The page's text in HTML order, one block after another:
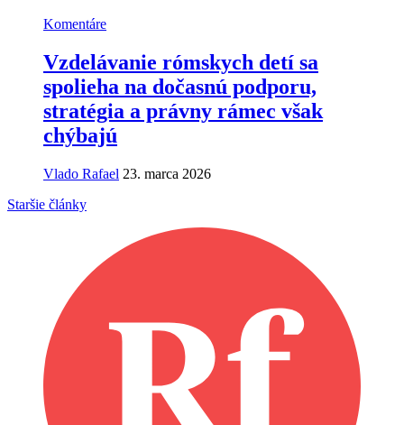
Komentáre
Vzdelávanie rómskych detí sa
spolieha na dočasnú podporu,
stratégia a právny rámec však
chýbajú
Vlado Rafael 23. marca 2026
Staršie články